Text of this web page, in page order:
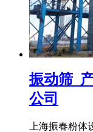
振动筛_
公司
上海振春粉